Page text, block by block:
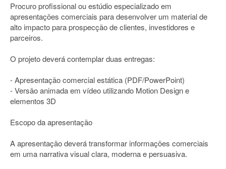
Procuro profissional ou estúdio especializado em
apresentações comerciais para desenvolver um material de
alto impacto para prospecção de clientes, investidores e
parceiros.
O projeto deverá contemplar duas entregas:
- Apresentação comercial estática (PDF/PowerPoint)
- Versão animada em vídeo utilizando Motion Design e
elementos 3D
Escopo da apresentação
A apresentação deverá transformar informações comerciais
em uma narrativa visual clara, moderna e persuasiva.